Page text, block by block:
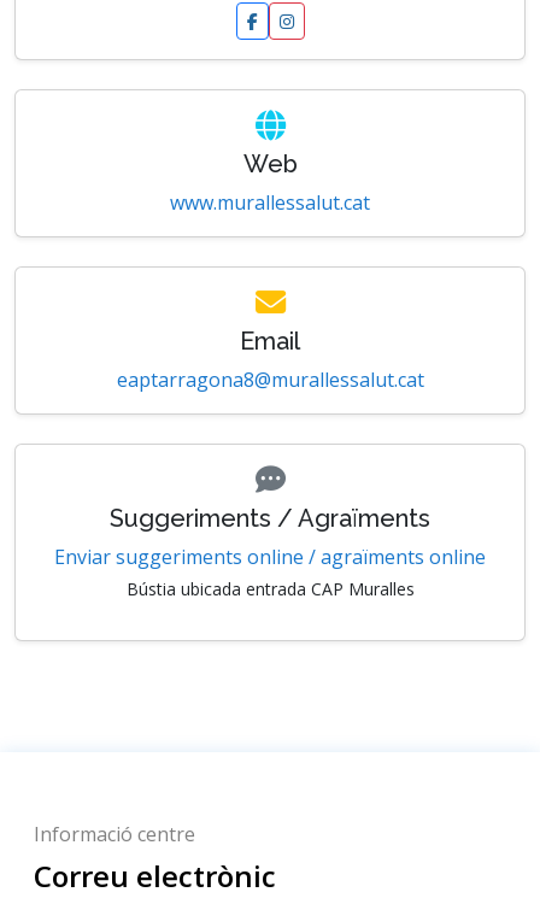
Web
www.murallessalut.cat
Email
eaptarragona8@murallessalut.cat
Suggeriments / Agraïments
Enviar suggeriments online / agraïments online
Bústia ubicada entrada CAP Muralles
Informació centre
Correu electrònic